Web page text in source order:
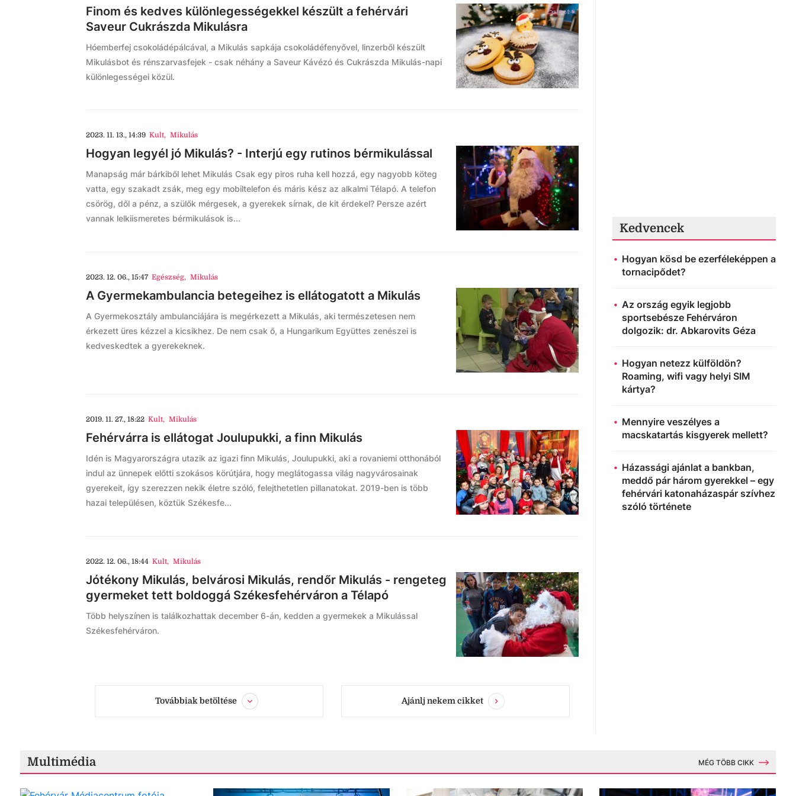
Finom és kedves különlegességekkel készült a fehérvári
Saveur Cukrászda Mikulásra
Hóemberfej csokoládépálcával, a Mikulás sapkája csokoládéfenyővel, linzerből készült
Mikulásbot és rénszarvasfejek - csak néhány a Saveur Kávézó és Cukrászda Mikulás-napi
különlegességei közül.
2023. 11. 13., 14:39 Kult, Mikulás
Hogyan legyél jó Mikulás? - Interjú egy rutinos bérmikulással
Manapság már bárkiből lehet Mikulás Csak egy piros ruha kell hozzá, egy nagyobb köteg
vatta, egy szakadt zsák, meg egy mobiltelefon és máris kész az alkalmi Télapó. A telefon
csörög, dől a pénz, a szülők mérgesek, a gyerekek sírnak, de kit érdekel? Persze azért
vannak lelkiismeretes bérmikulások is...
2023. 12. 06., 15:47 Egészség, Mikulás
A Gyermekambulancia betegeihez is ellátogatott a Mikulás
A Gyermekosztály ambulanciájára is megérkezett a Mikulás, aki természetesen nem
érkezett üres kézzel a kicsikhez. De nem csak ő, a Hungarikum Együttes zenészei is
kedveskedtek a gyerekeknek.
2019. 11. 27., 18:22 Kult, Mikulás
Fehérvárra is ellátogat Joulupukki, a finn Mikulás
Idén is Magyarországra utazik az igazi finn Mikulás, Joulupukki, aki a rovaniemi otthonából
indul az ünnepek előtti szokásos körútjára, hogy meglátogassa világ nagyvárosainak
gyerekeit, így szerezzen nekik életre szóló, felejthetetlen pillanatokat. 2019-ben is több
hazai településen, köztük Székesfe...
2022. 12. 06., 18:44 Kult, Mikulás
Jótékony Mikulás, belvárosi Mikulás, rendőr Mikulás - rengeteg
gyermeket tett boldoggá Székesfehérváron a Télapó
Több helyszínen is találkozhattak december 6-án, kedden a gyermekek a Mikulással
Székesfehérváron.
Továbbiak betöltése Ajánlj nekem cikket
Kedvencek
Hogyan kösd be ezerféleképpen a
tornacipődet?
Az ország egyik legjobb
sportsebésze Fehérváron
dolgozik: dr. Abkarovits Géza
Hogyan netezz külföldön?
Roaming, wifi vagy helyi SIM
kártya?
Mennyire veszélyes a
macskatartás kisgyerek mellett?
Házassági ajánlat a bankban,
meddő pár három gyerekkel – egy
fehérvári katonaházaspár szívhez
szóló története
Multimédia MÉG TÖBB CIKK